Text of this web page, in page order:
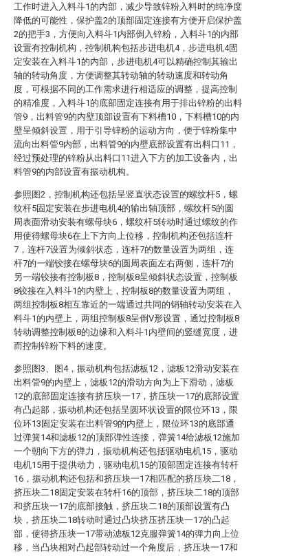
工作时进入入料斗1的内部，减少导致锌粉入料时的纯净度
降低的可能性，保护盖2的顶部固定连接有方便开启保护盖
2的把手3，方便向入料斗1内部倒入锌粉，入料斗1的内部
设置有控制机构，控制机构包括步进电机4，步进电机4固
定安装在入料斗1的内部，步进电机4可以精确控制其输出
轴的转动角度，方便调整其转动轴的转动速度和转动角
度，可根据不同的工作需求进行相适应的调整，提高控制
的精准度，入料斗1的底部固定连接有用于排出锌粉的出料
管9，出料管9的内壁顶部设置有下料槽10，下料槽10的内
壁呈倾斜设置，用于引导锌粉的运动方向，便于锌粉集中
流向出料管9内部，出料管9的内壁底部设置有出料口11，
经过预处理的锌粉从出料口11进入下方的加工设备内，出
料管9的内部设置有振动机构。
参照图2，控制机构还包括呈竖直状态设置的螺纹杆5，螺
纹杆5固定安装在步进电机4的输出轴顶部，螺纹杆5的圆
周表面滑动安装有螺母块6，螺纹杆5转动时通过螺纹的作
用使得螺母块6在上下方向上位移，控制机构还包括连杆
7，连杆7设置为倾斜状态，连杆7的数量设置为两组，连
杆7的一端铰接在螺母块6的圆周表面左右两侧，连杆7的
另一端铰接有控制板8，控制板8呈倾斜状态设置，控制板
8铰接在入料斗1的内壁上，控制板8的数量设置为两组，
两组控制板8相互靠近的一端通过共同的销轴转动安装在入
料斗1的内壁上，两组控制板8呈倒V形设置，通过控制板8
转动调整控制板8的边缘和入料斗1内壁间的竖缝宽度，进
而控制锌粉下料的速度。
参照图3、图4，振动机构包括滤板12，滤板12滑动安装在
出料管9的内壁上，滤板12的滑动方向为上下滑动，滤板
12的底部固定连接有挤压块一17，挤压块一17的底部设置
有凸起部，振动机构还包括呈圆环状设置的限位环13，限
位环13固定安装在出料管9的内壁上，限位环13的底部通
过弹簧14和滤板12的顶部弹性连接，弹簧14给滤板12施加
一个朝向下方的弹力，振动机构还包括驱动电机15，驱动
电机15用于提供动力，驱动电机15的顶部固定连接有转杆
16，振动机构还包括和挤压块一17相匹配的挤压块二18，
挤压块二18固定安装在转杆16的顶部，挤压块二18的顶部
和挤压块一17的底部接触，挤压块二18的顶部设置有凸
块，挤压块二18转动时通过凸块挤压挤压块一17的凸起
部，使得挤压块一17带动滤板12克服弹簧14的弹力向上位
移，当凸块相对凸起部转动过一个角度后，挤压块一17和